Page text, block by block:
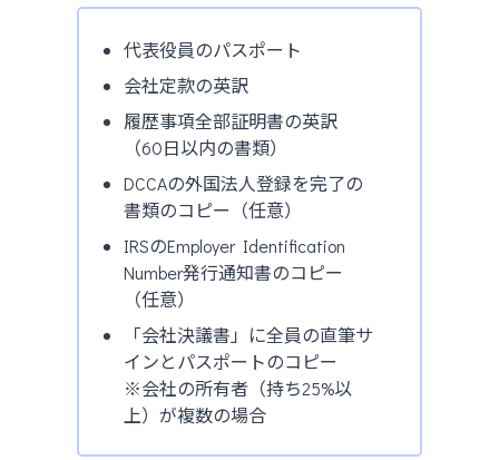
代表役員のパスポート
会社定款の英訳
履歴事項全部証明書の英訳
（60日以内の書類）
DCCAの外国法人登録を完了の
書類のコピー（任意）
IRSのEmployer Identification
Number発行通知書のコピー
（任意）
「会社決議書」に全員の直筆サ
インとパスポートのコピー
※会社の所有者（持ち25%以
上）が複数の場合